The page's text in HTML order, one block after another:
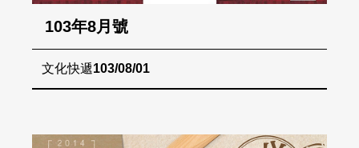
103年8月號
文化快遞103/08/01